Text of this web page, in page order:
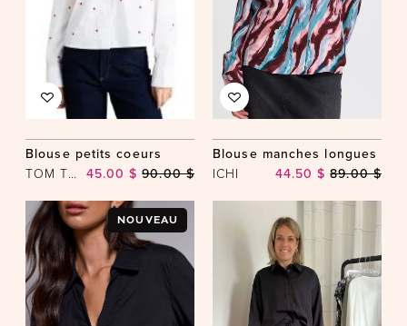
Blouse petits coeurs
TOM TAILOR 45.00 $ 90.00 $
Blouse manches longues
ICHI 44.50 $ 89.00 $
NOUVEAU